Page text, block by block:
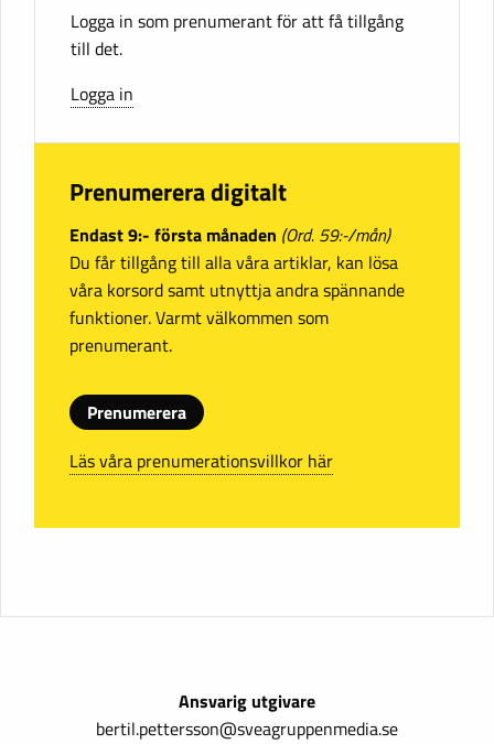
Logga in som prenumerant för att få tillgång
till det.
Logga in
Prenumerera digitalt
Endast 9:- första månaden (Ord. 59:-/mån)
Du får tillgång till alla våra artiklar, kan lösa
våra korsord samt utnyttja andra spännande
funktioner. Varmt välkommen som
prenumerant.
Prenumerera
Läs våra prenumerationsvillkor här
Ansvarig utgivare
bertil.pettersson@sveagruppenmedia.se